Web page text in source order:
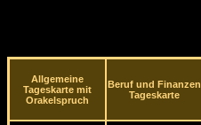
Allgemeine
Tageskarte mit
Orakelspruch
Beruf und Finanzen
Tageskarte